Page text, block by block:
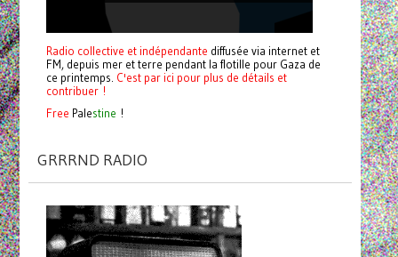
Radio collective et indépendante diffusée via internet et
FM, depuis mer et terre pendant la flotille pour Gaza de
ce printemps. C'est par ici pour plus de détails et
contribuer !
Free Palestine !
GRRRND RADIO